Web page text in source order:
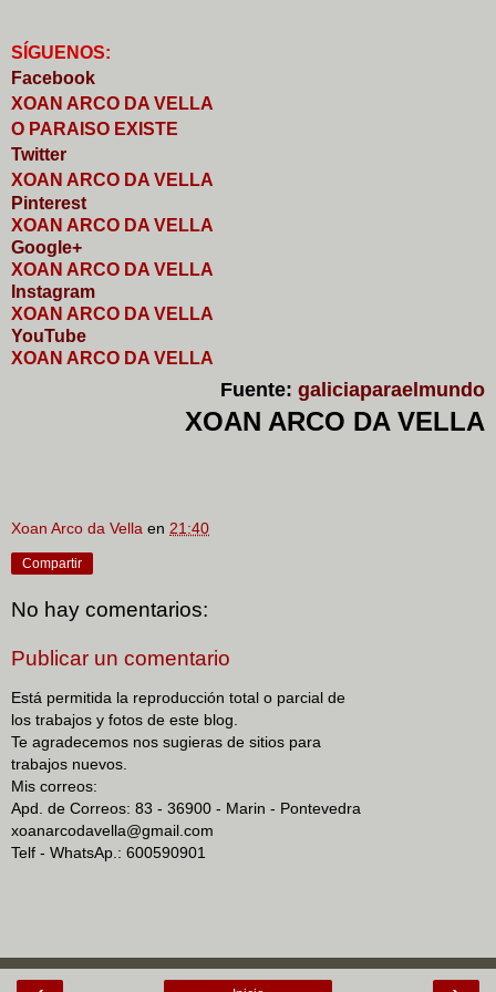
S GUENOS:
Facebook
XOAN ARCO DA VELLA
O PARAISO EXISTE
Twitter
XOAN ARCO DA VELLA
Pinterest
XOAN ARCO DA VELLA
Google+
XOAN ARCO DA VELLA
nstagram
XOAN ARCO DA VELLA
YouTube
XOAN ARCO DA VELLA
Fuente: galiciaparaelmundo
XOAN ARCO DA VELLA
Xoan Arco da Vella en 21:40
Compartir
No hay comentarios:
Publicar un comentario
Está permitida la reproducción total o parcial de
los trabajos y fotos de este blog.
Te agradecemos nos sugieras de sitios para
trabajos nuevos.
Mis correos:
Apd. de Correos: 83 - 36900 - Marin - Pontevedra
xoanarcodavella@gmail.com
Telf - WhatsAp.: 600590901